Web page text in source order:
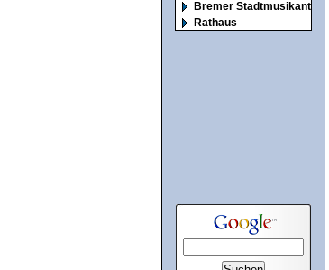
Bremer Stadtmusikanten
Rathaus